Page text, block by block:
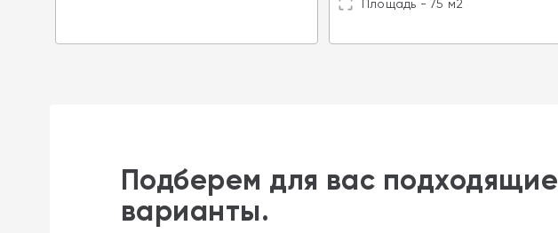
Площадь - 75 м2
Подберем для вас подходящие
варианты.